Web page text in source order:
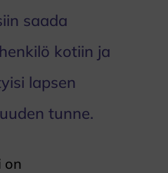
saada
kotiin ja
lapsen
tunne.
on